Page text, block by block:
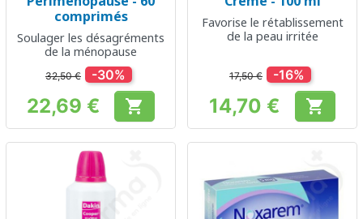
comprimés
Soulager les désagréments
de la ménopause
32,50 € -30%
Prix
22,69 € 
Favorise le rétablissement
de la peau irritée
17,50 € -16%
Prix
14,70 € 